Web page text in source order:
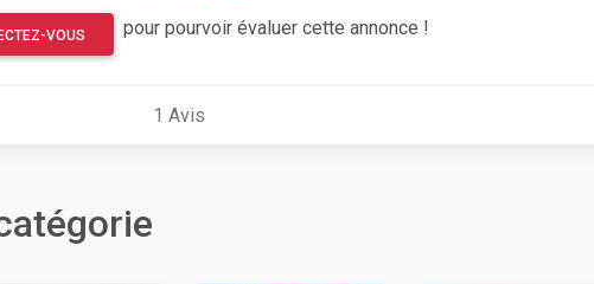
VOUS pour pourvoir évaluer cette annonce !
1 Avis